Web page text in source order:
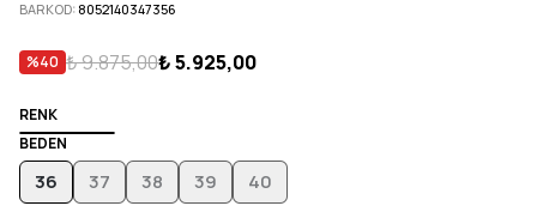
BARKOD: 8052140347356
%40 ₺ 9.875,00₺ 5.925,00
RENK
BEDEN
36 37 38 39 40